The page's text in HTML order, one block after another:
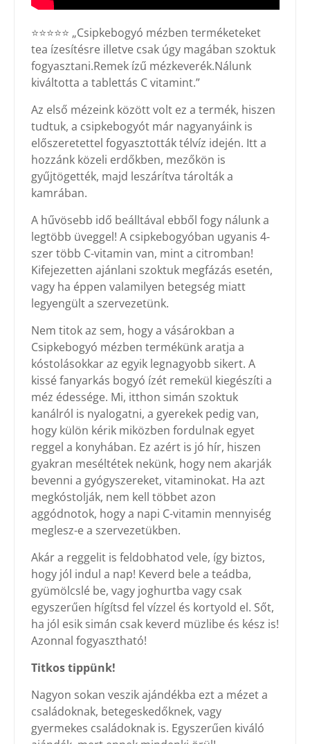
⭐⭐⭐⭐⭐ „Csipkebogyó mézben terméketeket
tea ízesítésre illetve csak úgy magában szoktuk
fogyasztani.Remek ízű mézkeverék.Nálunk
kiváltotta a tablettás C vitamint.”
Az első mézeink között volt ez a termék, hiszen
tudtuk, a csipkebogyót már nagyanyáink is
előszeretettel fogyasztották télvíz idején. Itt a
hozzánk közeli erdőkben, mezőkön is
gyűjtögették, majd leszárítva tárolták a
kamrában.
A hűvösebb idő beálltával ebből fogy nálunk a
legtöbb üveggel! A csipkebogyóban ugyanis 4-
szer több C-vitamin van, mint a citromban!
Kifejezetten ajánlani szoktuk megfázás esetén,
vagy ha éppen valamilyen betegség miatt
legyengült a szervezetünk.
Nem titok az sem, hogy a vásárokban a
Csipkebogyó mézben termékünk aratja a
kóstolásokkar az egyik legnagyobb sikert. A
kissé fanyarkás bogyó ízét remekül kiegészíti a
méz édessége. Mi, itthon simán szoktuk
kanálról is nyalogatni, a gyerekek pedig van,
hogy külön kérik miközben fordulnak egyet
reggel a konyhában. Ez azért is jó hír, hiszen
gyakran meséltétek nekünk, hogy nem akarják
bevenni a gyógyszereket, vitaminokat. Ha azt
megkóstolják, nem kell többet azon
aggódnotok, hogy a napi C-vitamin mennyiség
meglesz-e a szervezetükben.
Akár a reggelit is feldobhatod vele, így biztos,
hogy jól indul a nap! Keverd bele a teádba,
gyümölcslé be, vagy joghurtba vagy csak
egyszerűen hígítsd fel vízzel és kortyold el. Sőt,
ha jól esik simán csak keverd müzlibe és kész is!
Azonnal fogyasztható!
Titkos tippünk!
Nagyon sokan veszik ajándékba ezt a mézet a
családoknak, betegeskedőknek, vagy
gyermekes családoknak is. Egyszerűen kiváló